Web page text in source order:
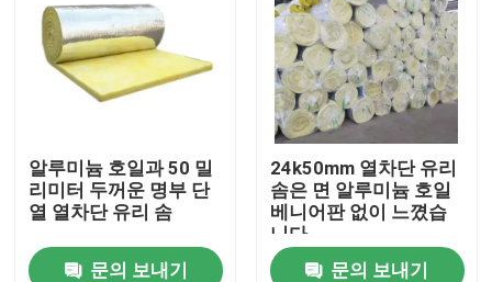
홈
회사 소개
알루미늄 호일과 50 밀
리미터 두꺼운 명부 단
열 열차단 유리 솜
문의 보내기
24k50mm 열차단 유리
솜은 면 알루미늄 호일
베니어판 없이 느꼈습
니다
문의 보내기